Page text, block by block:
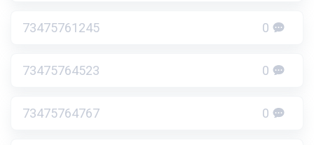
73475761245 0
73475764523 0
73475764767 0